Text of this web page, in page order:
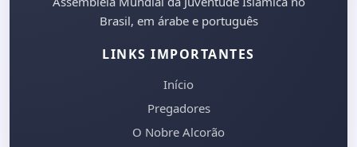
Brasil, em árabe e português
LINKS IMPORTANTES
Início
Pregadores
O Nobre Alcorão